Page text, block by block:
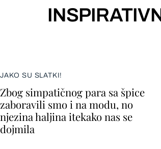
JAKO SU SLATKI!
Zbog simpatičnog para sa špice
zaboravili smo i na modu, no
njezina haljina itekako nas se
dojmila